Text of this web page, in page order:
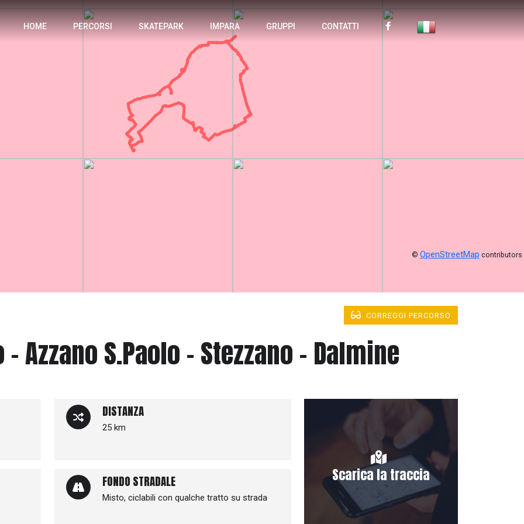
HOME PERCORSI SKATEPARK IMPARA GRUPPI CONTATTI
© OpenStreetMap contributors
CORREGGI PERCORSO
Azzano S.Paolo - Stezzano - Dalmine
DISTANZA
25 km
FONDO STRADALE
Misto, ciclabili con qualche tratto su strada
Scarica la traccia